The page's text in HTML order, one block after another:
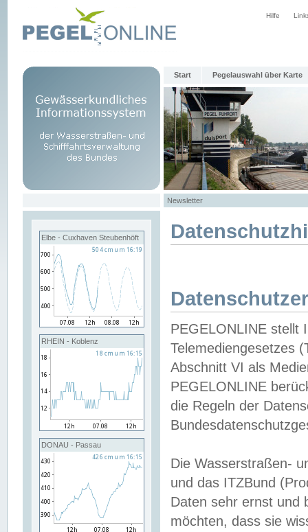
Hilfe
Start Pegelauswahl über Karte
Newsletter
Elbe - Cuxhaven Steubenhöft
RHEIN - Koblenz
DONAU - Passau
PEGELONLINE stellt
Telemediengesetzes
Abschnitt VI als
PEGELONLINE
die Regeln der
Die Wasserstraßen-
und das ITZBund
Daten sehr ernst und
möchten, dass sie